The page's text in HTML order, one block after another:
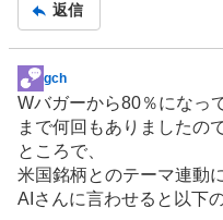
返信
掲
示
板
記
事
gch
Wバガーから80％になっ
まで何回もありましたの
ところで、
米国銘柄とのテーマ連動
AIさんに言わせると以下